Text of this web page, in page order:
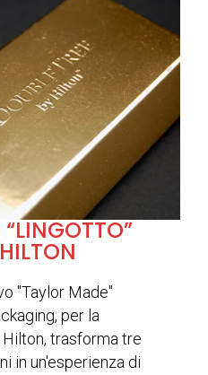
"Taylor Made"
per la
trasforma tre
in un'esperienza di